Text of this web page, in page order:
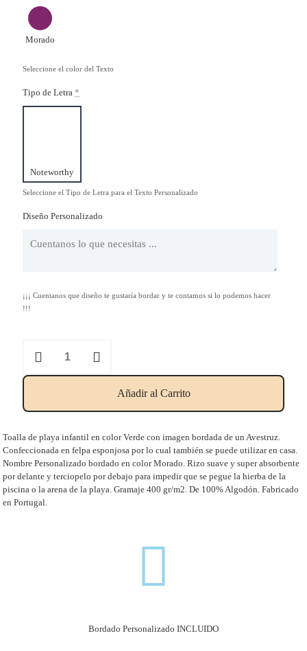
Morado
Seleccione el color del Texto
Tipo de Letra *
Noteworthy
Seleccione el Tipo de Letra para el Texto Personalizado
Diseño Personalizado
¡¡¡ Cuentanos que diseño te gustaría bordar y te contamos si lo podemos hacer
!!!
cantidad
Añadir al Carrito
Toalla de playa infantil en color Verde con imagen bordada de un Avestruz.
Confeccionada en felpa esponjosa por lo cual también se puede utilizar en casa.
Nombre Personalizado bordado en color Morado. Rizo suave y super absorbente
por delante y terciopelo por debajo para impedir que se pegue la hierba de la
piscina o la arena de la playa. Gramaje 400 gr/m2. De 100% Algodón. Fabricado
en Portugal.
Bordado Personalizado INCLUIDO